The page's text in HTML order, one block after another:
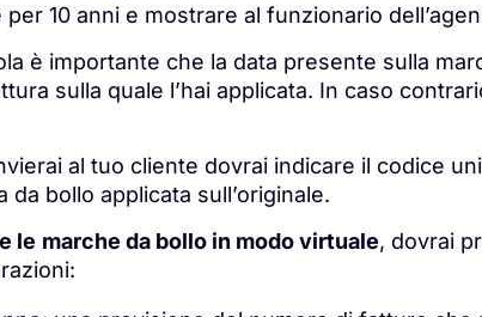
10 anni e mostrare al funzionario
è importante che la data presente sulla
sulla quale l’hai applicata. In caso
al tuo cliente dovrai indicare il codice
da bollo applicata sull’originale.
le marche da bollo in modo virtuale, dovrai